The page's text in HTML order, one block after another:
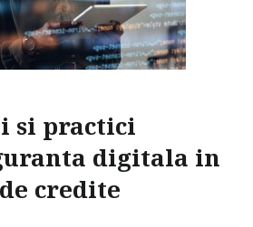
si practici
digitala in
credite